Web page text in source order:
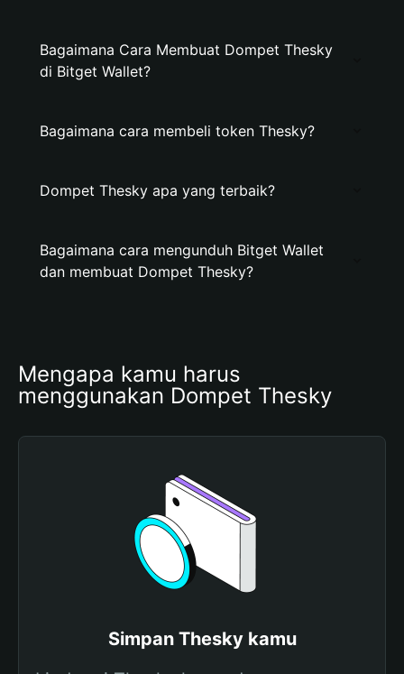
Bagaimana Cara Membuat Dompet Thesky
di Bitget Wallet?
Bagaimana cara membeli token Thesky?
Dompet Thesky apa yang terbaik?
Bagaimana cara mengunduh Bitget Wallet
dan membuat Dompet Thesky?
Mengapa kamu harus
menggunakan Dompet Thesky
Simpan Thesky kamu